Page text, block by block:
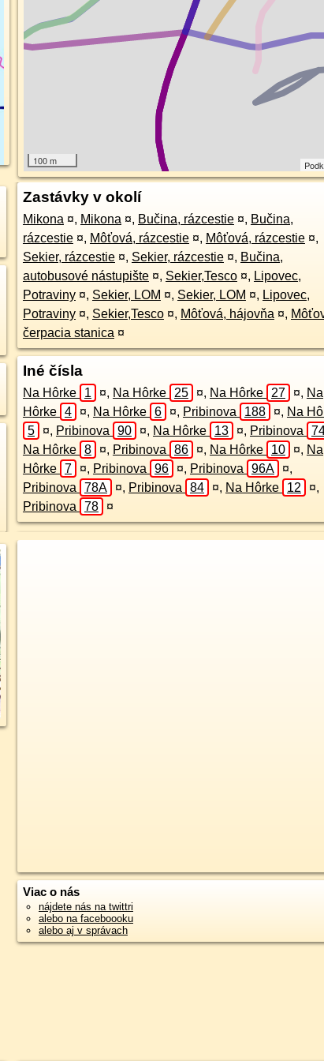
100 m
Zastávky v okolí
Mikona ¤, Mikona ¤, Bučina, rázcestie ¤, Bučina,
rázcestie ¤, Môťová, rázcestie ¤, Môťová, rázcestie ¤,
Sekier, rázcestie ¤, Sekier, rázcestie ¤, Bučina,
autobusové nástupište ¤, Sekier,Tesco ¤, Lipovec,
Potraviny ¤, Sekier, LOM ¤, Sekier, LOM ¤, Lipovec,
Potraviny ¤, Sekier,Tesco ¤, Môťová, hájovňa ¤,
čerpacia stanica ¤
Iné čísla
Na Hôrke 1 ¤, Na Hôrke 25 ¤, Na Hôrke 27 ¤, Na
Hôrke 4 ¤, Na Hôrke 6 ¤, Pribinova 188 ¤, Na
5
¤, Pribinova 90 ¤, Na Hôrke 13 ¤, Pribinova
Na Hôrke 8 ¤, Pribinova 86 ¤, Na Hôrke 10 ¤, Na
Hôrke 7 ¤, Pribinova 96 ¤, Pribinova 96A ¤,
Pribinova
78A ¤, Pribinova 84 ¤, Na Hôrke 12 ¤,
Pribinova
78 ¤
Viac o nás
nájdete nás na twittri
alebo na faceboooku
alebo aj v správach